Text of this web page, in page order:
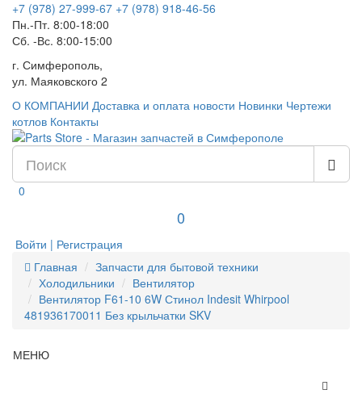
+7 (978) 27-999-67 +7 (978) 918-46-56
Пн.-Пт. 8:00-18:00
Сб. -Вс. 8:00-15:00
г. Симферополь,
ул. Маяковского 2
О КОМПАНИИ Доставка и оплата новости Новинки Чертежи
котлов Контакты
0
0
Войти | Регистрация
Главная
Запчасти для бытовой техники
Холодильники
Вентилятор
Вентилятор F61-10 6W Стинол Indesit Whirpool
481936170011 Без крыльчатки SKV
МЕНЮ